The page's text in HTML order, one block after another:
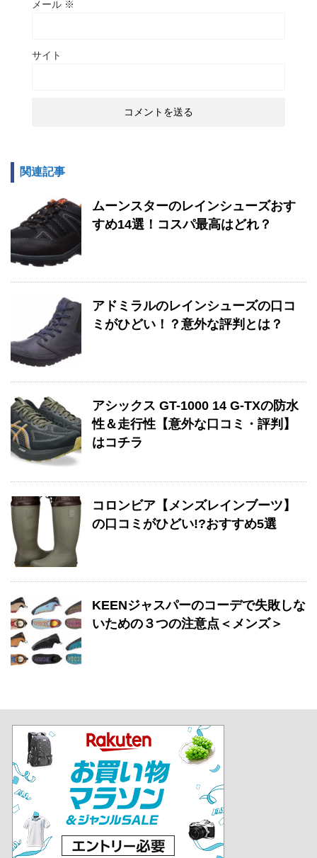
メール ※
サイト
関連記事
ムーンスターのレインシューズおす
すめ14選！コスパ最高はどれ？
アドミラルのレインシューズの口コ
ミがひどい！？意外な評判とは？
アシックス GT-1000 14 G-TXの防水
性＆走行性【意外な口コミ・評判】
はコチラ
コロンビア【メンズレインブーツ】
の口コミがひどい!?おすすめ5選
KEENジャスパーのコーデで失敗しな
いための３つの注意点＜メンズ＞